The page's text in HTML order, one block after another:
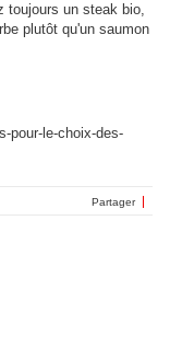
toujours un steak bio,
plutôt qu'un saumon
pour-le-choix-des-
Partager